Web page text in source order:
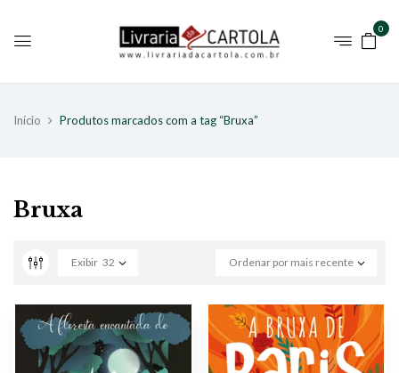
0
Início Produtos marcados com a tag “Bruxa”
Bruxa
Ordenar por mais recente
Exibir 32